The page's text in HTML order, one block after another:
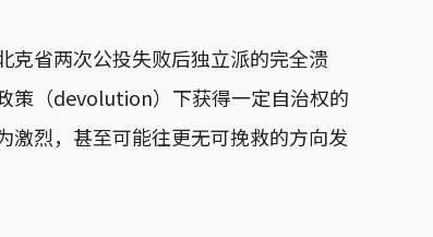
克省两次公投失败后独立派的完全溃
策（devolution）下获得一定自治权的
激烈，甚至可能往更无可挽救的方向发